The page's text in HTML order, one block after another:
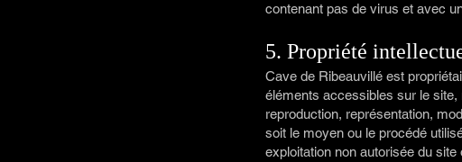
contenant pas de virus et avec
5. Propriété
Cave de Ribeauvillé est
éléments accessibles sur le
reproduction, représentation,
soit le moyen ou le procédé
exploitation non autorisée du